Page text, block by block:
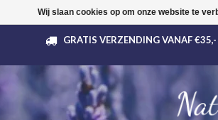
GRATIS VERZENDING VANAF
Wij slaan cookies op om onze website te